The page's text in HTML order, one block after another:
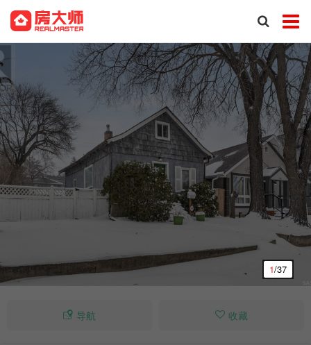
1/37
导航 收藏